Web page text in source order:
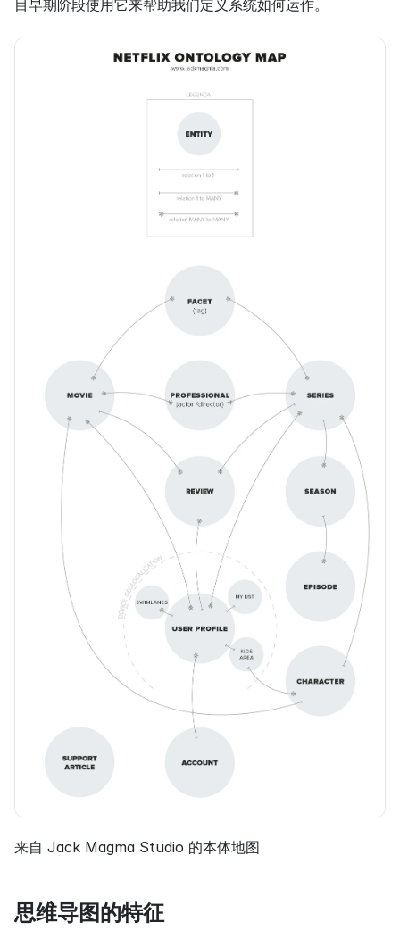
目早期阶段使用它来帮助我们定义系统如何运作。
来自 Jack Magma Studio 的本体地图
思维导图的特征